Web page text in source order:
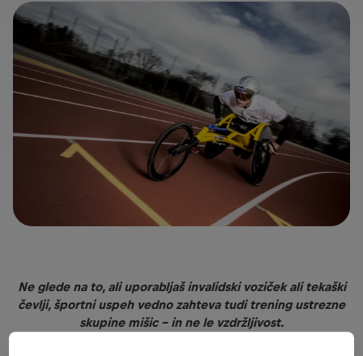
Ne glede na to, ali uporabljaš invalidski voziček ali tekaški
čevlji, športni uspeh vedno zahteva tudi trening ustrezne
skupine mišic - in ne le vzdržljivost.